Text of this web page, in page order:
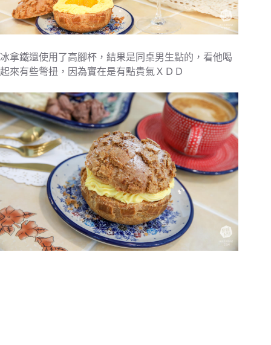
冰拿鐵還使用了高腳杯，結果是同桌男生點的，看他喝
起來有些彆扭，因為實在是有點貴氣ＸＤＤ